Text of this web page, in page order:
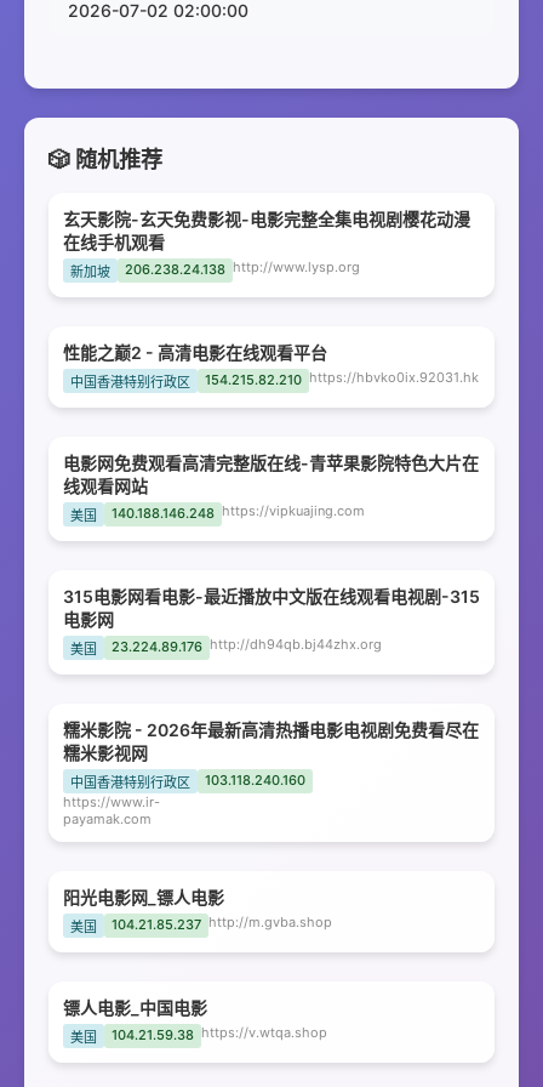
2026-07-02 02:00:00
🎲 随机推荐
玄天影院-玄天免费影视-电影完整全集电视剧樱花动漫
在线手机观看
新加坡 206.238.24.138 http://www.lysp.org
性能之巅2 - 高清电影在线观看平台
中国香港特别行政区 154.215.82.210 https://hbvko0ix.92031.hk
电影网免费观看高清完整版在线-青苹果影院特色大片在
线观看网站
美国 140.188.146.248 https://vipkuajing.com
315电影网看电影-最近播放中文版在线观看电视剧-315
电影网
美国 23.224.89.176 http://dh94qb.bj44zhx.org
糯米影院 - 2026年最新高清热播电影电视剧免费看尽在
糯米影视网
中国香港特别行政区
103.118.240.160
https://www.ir-
payamak.com
阳光电影网_镖人电影
美国 104.21.85.237 http://m.gvba.shop
镖人电影_中国电影
美国 104.21.59.38 https://v.wtqa.shop